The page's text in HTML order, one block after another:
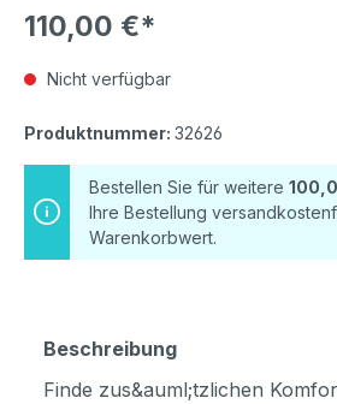
110,00 €*
Nicht verfügbar
Produktnummer: 32626
Bestellen Sie für weitere
Ihre Bestellung
Warenkorbwert.
Beschreibung
Finde zus&auml;tzlichen